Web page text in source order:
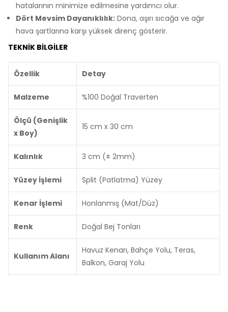
hatalarının minimize edilmesine yardımcı olur.
Dört Mevsim Dayanıklılık: Dona, aşırı sıcağa ve ağır
hava şartlarına karşı yüksek direnç gösterir.
TEKNIK BILGILER
Özellik Detay
Malzeme %100 Doğal Traverten
Ölçü (Genişlik
x Boy)
15 cm x 30 cm
Kalınlık 3 cm (± 2mm)
Yüzey İşlemi Split (Patlatma) Yüzey
Kenar İşlemi Honlanmış (Mat/Düz)
Renk Doğal Bej Tonları
Kullanım Alanı
Havuz Kenarı, Bahçe Yolu, Teras,
Balkon, Garaj Yolu